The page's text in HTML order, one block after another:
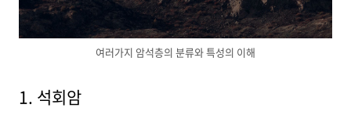
여러가지 암석층의 분류와 특성의 이해
1. 석회암